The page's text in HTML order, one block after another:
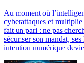
Au moment où
cyberattaques et multiplie
fait un pari : ne pas
sécuriser son mandat,
intention numérique